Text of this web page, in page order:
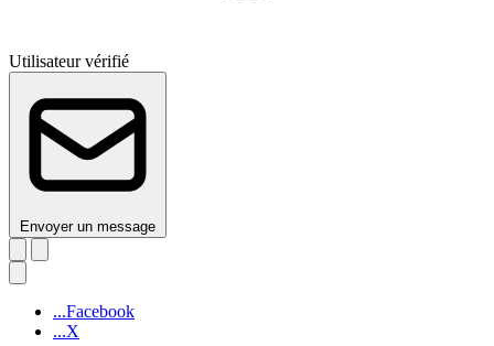
Utilisateur vérifié
Envoyer un message
...Facebook
...X